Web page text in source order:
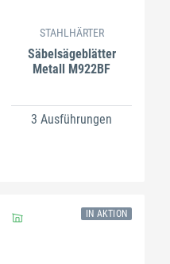
STAHLHÄRTER
Säbelsägeblätter
Metall M922BF
3 Ausführungen
IN AKTION